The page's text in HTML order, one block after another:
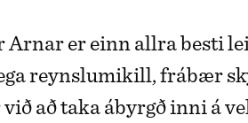
Arnar er einn allra besti
reynslumikill, frábær
að taka ábyrgð inni á